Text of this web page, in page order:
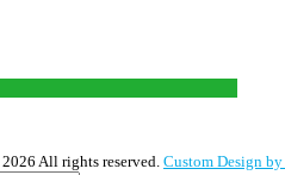
2026 All rights reserved. Custom Design